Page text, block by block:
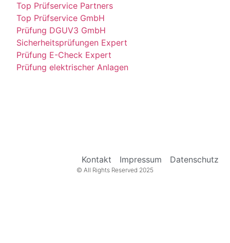
Top Prüfservice Partners
Top Prüfservice GmbH
Prüfung DGUV3 GmbH
Sicherheitsprüfungen Expert
Prüfung E-Check Expert
Prüfung elektrischer Anlagen
Kontakt Impressum Datenschutz
© All Rights Reserved 2025